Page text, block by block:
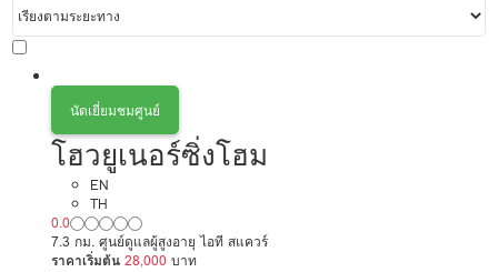
นัดเยี่ยมชมศูนย์
โฮวยูเนอร์ซิ่งโฮม
EN
TH
0.0
7.3 กม. ศูนย์ดูแลผู้สูงอายุ ไอที สแควร์
ราคาเริ่มต้น 28,000 บาท